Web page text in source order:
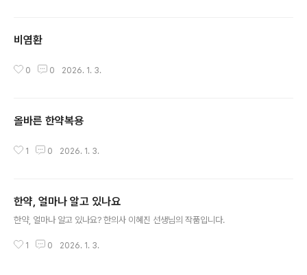
비염환
0 0 2026. 1. 3.
올바른 한약복용
1 0 2026. 1. 3.
한약, 얼마나 알고 있나요
한약, 얼마나 알고 있나요? 한의사 이혜진 선생님의 작품입니다.
1 0 2026. 1. 3.